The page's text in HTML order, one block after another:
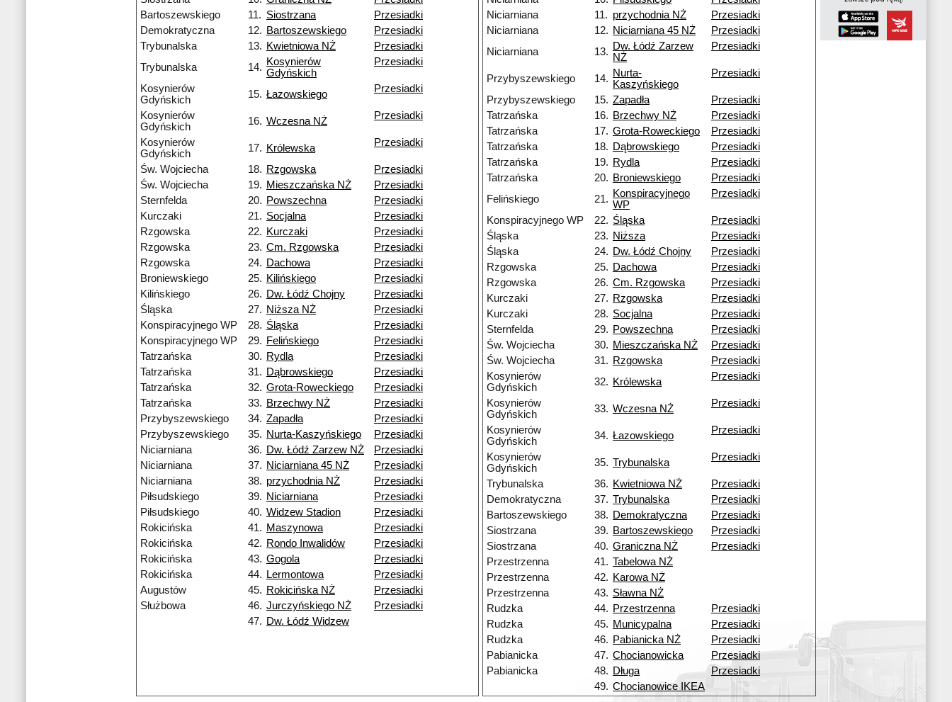
Bartoszewskiego
11. Siostrzana
Przesiadki
Demokratyczna
12. Bartoszewskiego
Przesiadki
Trybunalska
13. Kwietniowa NŻ
Przesiadki
Trybunalska
14. Kosynierów
Gdyńskich
Przesiadki
Kosynierów
Gdyńskich
15. Łazowskiego Przesiadki
Kosynierów
Gdyńskich
16. Wczesna NŻ Przesiadki
Kosynierów
Gdyńskich
17. Królewska Przesiadki
Św. Wojciecha 18. Rzgowska
Przesiadki
Św. Wojciecha
19. Mieszczańska NŻ
Przesiadki
Sternfelda
20. Powszechna
Przesiadki
Kurczaki
21. Socjalna
Przesiadki
Rzgowska
22. Kurczaki
Przesiadki
Rzgowska
23. Cm. Rzgowska
Przesiadki
Rzgowska
24. Dachowa
Przesiadki
Broniewskiego
25. Kilińskiego
Przesiadki
Kilińskiego
26. Dw. Łódź Chojny
Przesiadki
Śląska
27. Niższa NŻ
Przesiadki
Konspiracyjnego WP
28. Śląska
Przesiadki
Konspiracyjnego WP
29. Felińskiego
Przesiadki
Tatrzańska
30. Rydla
Przesiadki
Tatrzańska
31. Dąbrowskiego
Przesiadki
Tatrzańska
32. Grota-Roweckiego
Przesiadki
Tatrzańska
33. Brzechwy NŻ
Przesiadki
Przybyszewskiego
34. Zapadła
Przesiadki
Przybyszewskiego
35. Nurta-Kaszyńskiego
Przesiadki
Niciarniana
36. Dw. Łódź Zarzew NŻ
Przesiadki
Niciarniana
37. Niciarniana 45 NŻ
Przesiadki
Niciarniana
38. przychodnia NŻ
Przesiadki
Piłsudskiego
39. Niciarniana
Przesiadki
Piłsudskiego
40. Widzew Stadion
Przesiadki
Rokicińska
41. Maszynowa
Przesiadki
Rokicińska
42. Rondo Inwalidów
Przesiadki
Rokicińska
43. Gogola
Przesiadki
Rokicińska
44. Lermontowa
Przesiadki
Augustów
45. Rokicińska NŻ
Przesiadki
Służbowa
46. Jurczyńskiego NŻ
Przesiadki
47. Dw. Łódź Widzew
Niciarniana
11. przychodnia NŻ
Przesiadki
Niciarniana
12. Niciarniana 45 NŻ
Przesiadki
Niciarniana
13. Dw. Łódź Zarzew
NŻ
Przesiadki
Przybyszewskiego 14. Nurta-
Kaszyńskiego
Przesiadki
Przybyszewskiego 15. Zapadła
Przesiadki
Tatrzańska
16. Brzechwy NŻ
Przesiadki
Tatrzańska
17. Grota-Roweckiego
Przesiadki
Tatrzańska
18. Dąbrowskiego
Przesiadki
Tatrzańska
19. Rydla
Przesiadki
Tatrzańska
20. Broniewskiego
Przesiadki
Felińskiego
21. Konspiracyjnego
WP
Przesiadki
Konspiracyjnego WP 22. Śląska
Przesiadki
Śląska
23. Niższa
Przesiadki
Śląska
24. Dw. Łódź Chojny
Przesiadki
Rzgowska
25. Dachowa
Przesiadki
Rzgowska
26. Cm. Rzgowska
Przesiadki
Kurczaki
27. Rzgowska
Przesiadki
Kurczaki
28. Socjalna
Przesiadki
Sternfelda
29. Powszechna
Przesiadki
Św. Wojciecha
30. Mieszczańska NŻ
Przesiadki
Św. Wojciecha
31. Rzgowska
Przesiadki
Kosynierów
Gdyńskich
32. Królewska Przesiadki
Kosynierów
Gdyńskich
33. Wczesna NŻ Przesiadki
Kosynierów
Gdyńskich
34. Łazowskiego Przesiadki
Kosynierów
Gdyńskich
35. Trybunalska Przesiadki
Trybunalska 36. Kwietniowa NŻ
Przesiadki
Demokratyczna
37. Trybunalska
Przesiadki
Bartoszewskiego
38. Demokratyczna
Przesiadki
Siostrzana
39. Bartoszewskiego
Przesiadki
Siostrzana
40. Graniczna NŻ
Przesiadki
Przestrzenna
41. Tabelowa NŻ
Przestrzenna
42. Karowa NŻ
Przestrzenna
43. Sławna NŻ
Rudzka
44. Przestrzenna
Przesiadki
Rudzka
45. Municypalna
Przesiadki
Rudzka
46. Pabianicka NŻ
Przesiadki
Pabianicka
47. Chocianowicka
Przesiadki
Pabianicka
48. Długa
Przesiadki
49. Chocianowice IKEA